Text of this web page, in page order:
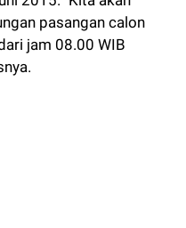
pasangan calon
jam 08.00 WIB